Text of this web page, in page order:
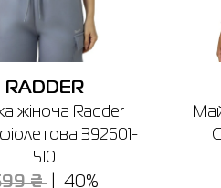
RADDER
жіноча Radder
392601-
510
₴ 40%